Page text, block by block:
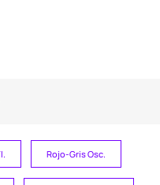
Rojo-Gris Osc.